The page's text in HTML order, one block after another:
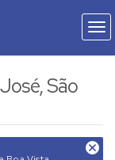
São